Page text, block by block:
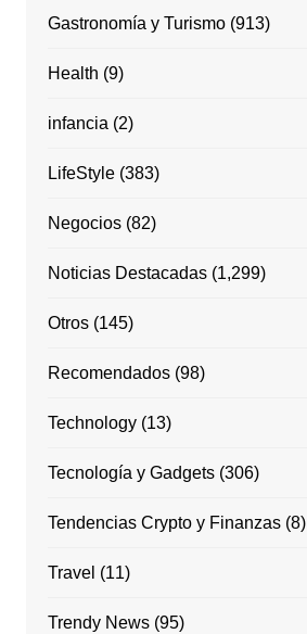
Gastronomía y Turismo(913)
Health (9)
infancia (2)
LifeStyle(383)
Negocios(82)
Noticias Destacadas(1,299)
Otros(145)
Recomendados(98)
Technology(13)
Tecnología y Gadgets(306)
Tendencias Crypto y Finanzas(8)
Travel (11)
Trendy News(95)